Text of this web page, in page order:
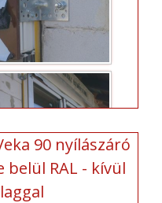
90 nyílászáró
RAL - kívül